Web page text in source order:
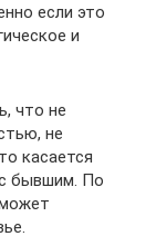
если это
и
что не
не
касается
бывшим. По